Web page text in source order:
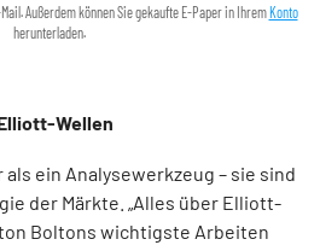
Außerdem können Sie gekaufte E-Paper in Ihrem Konto
herunterladen.
Wellen
ein Analysewerkzeug – sie sind
der Märkte. „Alles über Elliott-
Boltons wichtigste Arbeiten